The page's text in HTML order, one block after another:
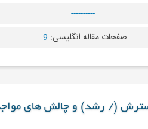
:
----------
صفحات مقاله انگلیسی: 9
گسترش (/ رشد) و چالش های